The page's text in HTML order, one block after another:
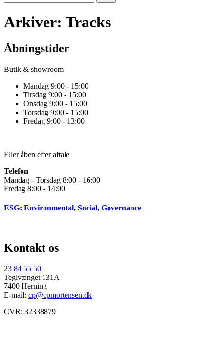
Arkiver: Tracks
Åbningstider
Butik & showroom
Mandag 9:00 - 15:00
Tirsdag 9:00 - 15:00
Onsdag 9:00 - 15:00
Torsdag 9:00 - 15:00
Fredag 9:00 - 13:00
Eller åben efter aftale
Telefon
Mandag - Torsdag 8:00 - 16:00
Fredag 8:00 - 14:00
ESG: Environmental, Social, Governance
Kontakt os
23 84 55 50
Teglvænget 131A
7400 Herning
E-mail: cp@cpmortensen.dk
CVR: 32338879